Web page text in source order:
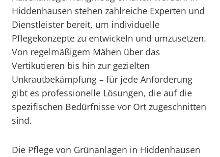
Hiddenhausen stehen zahlreiche Experten und
Dienstleister bereit, um individuelle
Pflegekonzepte zu entwickeln und umzusetzen.
Von regelmäßigem Mähen über das
Vertikutieren bis hin zur gezielten
Unkrautbekämpfung – für jede Anforderung
gibt es professionelle Lösungen, die auf die
spezifischen Bedürfnisse vor Ort zugeschnitten
sind.
Die Pflege von Grünanlagen in Hiddenhausen